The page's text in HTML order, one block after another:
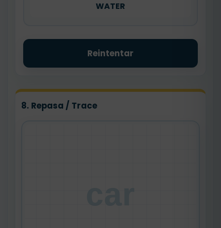
WATER
Reintentar
8. Repasa / Trace